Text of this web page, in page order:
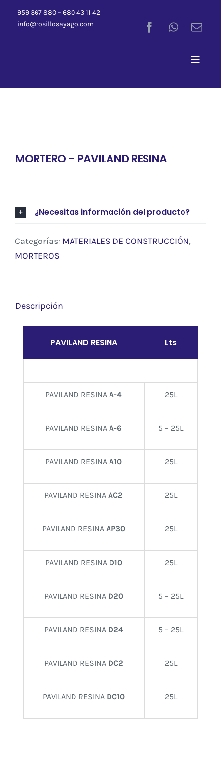
959 367 880 – 680 43 11 42
info@rosillosayago.com
Toggle
MORTERO – PAVILAND RESINA
¿Necesitas información del producto?
Categorías: MATERIALES DE CONSTRUCCIÓN,
MORTEROS
Descripción
PAVILAND RESINA Lts
PAVILAND RESINAA-4 25L
PAVILAND RESINAA-6 5 – 25L
PAVILAND RESINAA10 25L
PAVILAND RESINAAC2 25L
PAVILAND RESINA AP30 25L
PAVILAND RESINA D10 25L
PAVILAND RESINA D20 5 – 25L
PAVILAND RESINA D24 5 – 25L
PAVILAND RESINA DC2 25L
PAVILAND RESINA DC10 25L